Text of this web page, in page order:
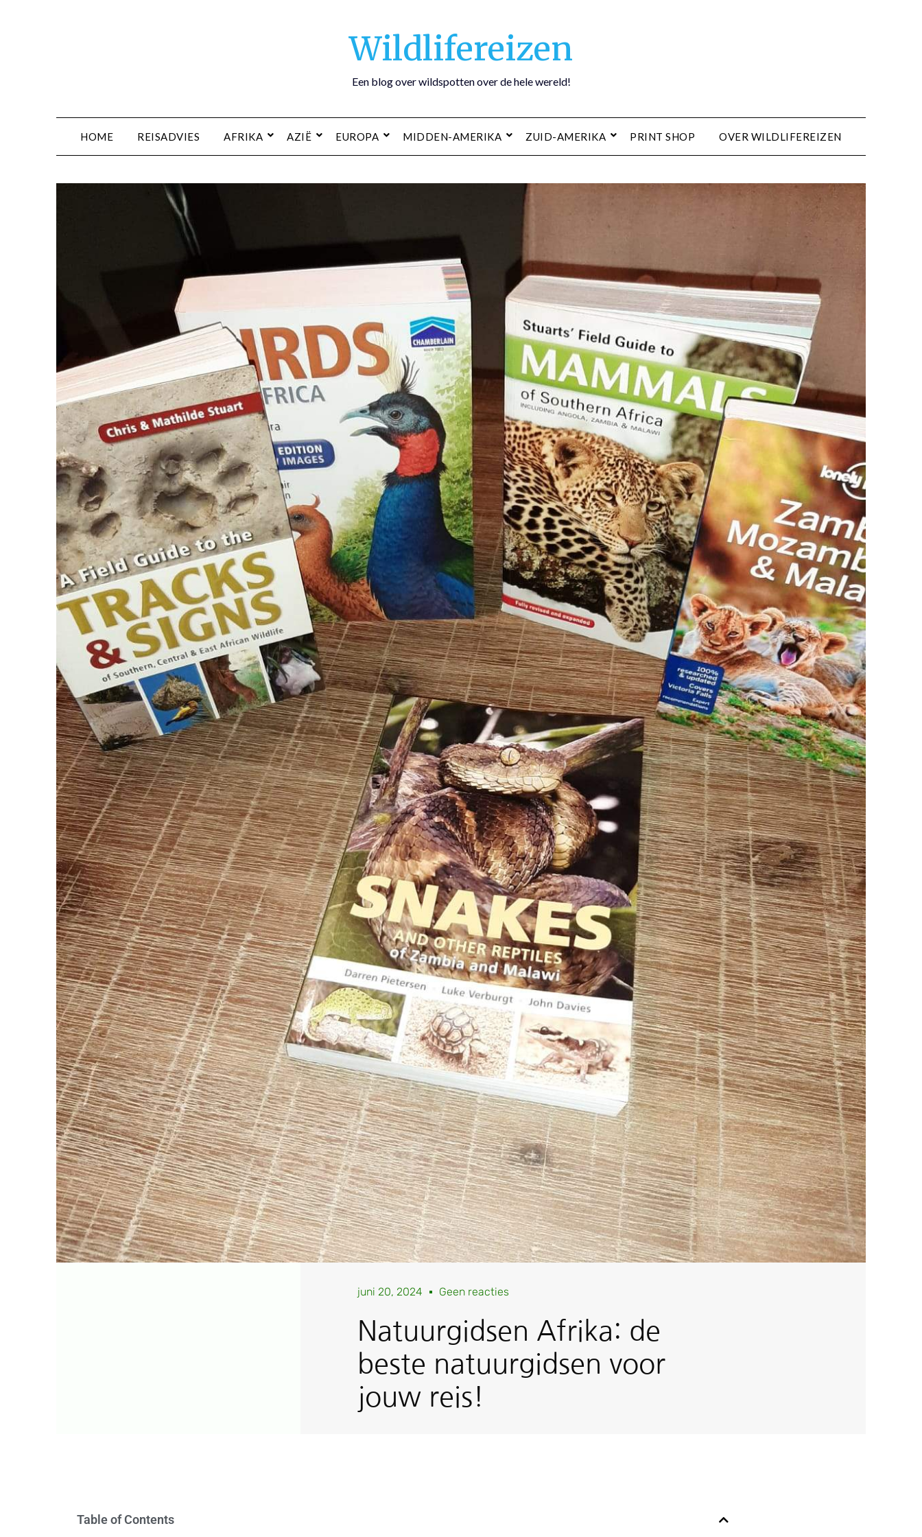
Wildlifereizen
Een blog over wildspotten over de hele wereld!
HOME REISADVIES AFRIKA AZIË EUROPA MIDDEN-AMERIKA ZUID-AMERIKA PRINT SHOP OVER WILDLIFEREIZEN
juni 20, 2024 Geen reacties
Natuurgidsen Afrika: de
beste natuurgidsen voor
jouw reis!
Table of Contents